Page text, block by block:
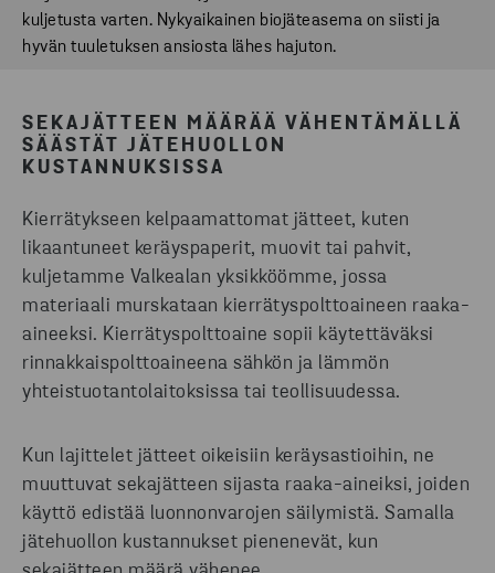
kuljetusta varten. Nykyaikainen biojäteasema on siisti ja
hyvän tuuletuksen ansiosta lähes hajuton.
SEKAJÄTTEEN MÄÄRÄÄ VÄHENTÄMÄLLÄ
SÄÄSTÄT JÄTEHUOLLON
KUSTANNUKSISSA
Kierrätykseen kelpaamattomat jätteet, kuten
likaantuneet keräyspaperit, muovit tai pahvit,
kuljetamme Valkealan yksikköömme, jossa
materiaali murskataan kierrätyspolttoaineen raaka-
aineeksi. Kierrätyspolttoaine sopii käytettäväksi
rinnakkaispolttoaineena sähkön ja lämmön
yhteistuotantolaitoksissa tai teollisuudessa.
Kun lajittelet jätteet oikeisiin keräysastioihin, ne
muuttuvat sekajätteen sijasta raaka-aineiksi, joiden
käyttö edistää luonnonvarojen säilymistä. Samalla
jätehuollon kustannukset pienenevät, kun